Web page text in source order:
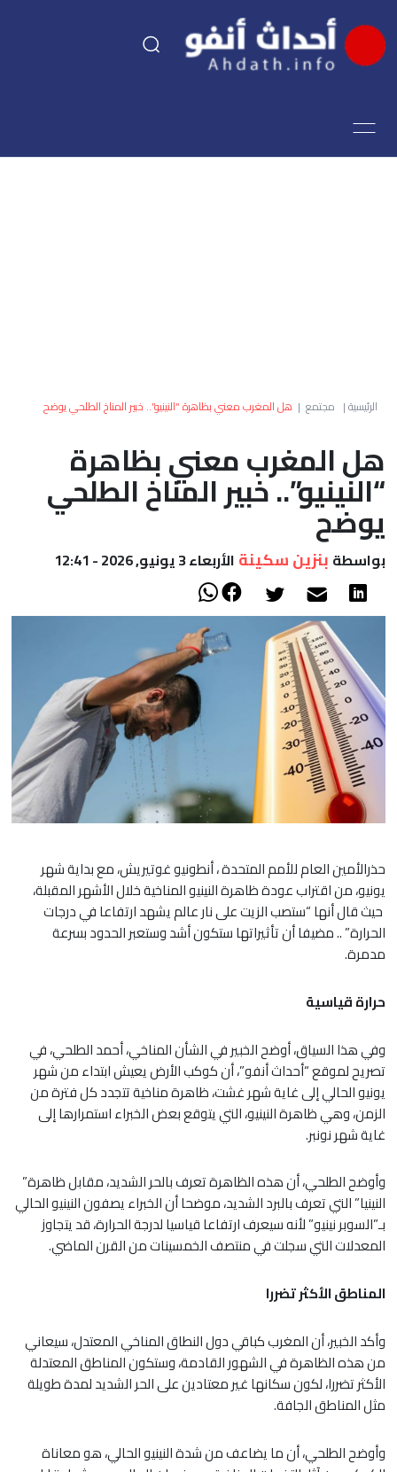
اقتصاد
العالم
أعمدة
الصحراء
الرئيسية| مجتمع | هل المغرب معني بظاهرة “النينيو”.. خبير المناخ الطلحي يوضح
هل المغرب معني بظاهرة
“النينيو”.. خبير المناخ الطلحي
يوضح
بواسطة بنزين سكينة الأربعاء 3 يونيو, 2026 - 12:41
حذرالأمين العام للأمم المتحدة ، أنطونيو غوتيريش، مع بداية شهر
يونيو، من اقتراب عودة ظاهرة النينيو المناخية خلال الأشهر المقبلة،
حيث قال أنها “ستصب الزيت على نار عالم يشهد ارتفاعا في درجات
الحرارة” .. مضيفا أن تأثيراتها ستكون أشد وستعبر الحدود بسرعة
مدمرة.
حرارة قياسية
وفي هذا السياق، أوضح الخبير في الشأن المناخي، أحمد الطلحي، في
تصريح لموقع “أحداث أنفو”، أن كوكب الأرض يعيش ابتداء من شهر
يونيو الحالي إلى غاية شهر غشت، ظاهرة مناخية تتجدد كل فترة من
الزمن، وهي ظاهرة النينيو، التي يتوقع بعض الخبراء استمرارها إلى
غاية شهر نونبر.
وأوضح الطلحي، أن هذه الظاهرة تعرف بالحر الشديد، مقابل ظاهرة”
النينيا” التي تعرف بالبرد الشديد، موضحا أن الخبراء يصفون النينيو الحالي
بـ”السوبر نينيو” لأنه سيعرف ارتفاعا قياسيا لدرجة الحرارة، قد يتجاوز
المعدلات التي سجلت في منتصف الخمسينات من القرن الماضي.
المناطق الأكثر تضررا
وأكد الخبير، أن المغرب كباقي دول النطاق المناخي المعتدل، سيعاني
من هذه الظاهرة في الشهور القادمة، وستكون المناطق المعتدلة
الأكثر تضررا، لكون سكانها غير معتادين على الحر الشديد لمدة طويلة
مثل المناطق الجافة.
وأوضح الطلحي، أن ما يضاعف من شدة النينيو الحالي، هو معاناة